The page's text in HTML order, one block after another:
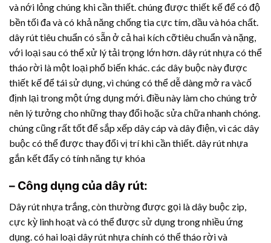
và nới lỏng chúng khi cần thiết. chúng được thiết kế để có độ
bền tối đa và có khả năng chống tia cực tím, dầu và hóa chất.
dây rút tiêu chuẩn có sẵn ở cả hai kích cỡtiêu chuẩn và nặng,
với loại sau có thể xử lý tải trọng lớn hơn.dây rút nhựacó thể
tháo rời là một loại phổ biến khác. các dây buộc này được
thiết kế để tái sử dụng, vì chúng có thể dễ dàng mở ra vàcố
định lại trong một ứng dụng mới. điều này làm cho chúng trở
nên lý tưởng cho những thay đổi hoặc sửa chữa nhanh chóng.
chúng cũng rất tốt để sắp xếp dây cáp và dây điện, vì các dây
buộc có thể được thay đổi vị trí khi cần thiết.dây rút nhựa
gắn kết đẩy có tính năng tự khóa
– Công dụng của dây rút:
Dây rút nhựatrắng, còn thường được gọi là dây buộc zip,
cực kỳ linh hoạt và có thể được sử dụng trong nhiều ứng
dụng. có hai loạidây rút nhựachính có thể tháo rời và